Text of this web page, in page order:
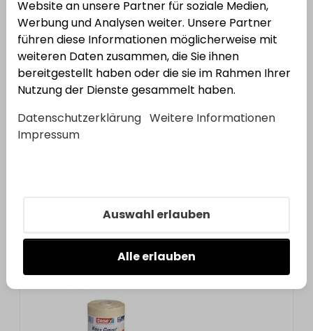
TesaAbdeckpapier/Folien
Bestell-Nr.:3720086 EAN: 4042448874740
TesaAbdeckpapier/Folien
EAN: 4042448874740
Website an unsere Partner für soziale Medien,
Werbung und Analysen weiter. Unsere Partner
führen diese Informationen möglicherweise mit
weiteren Daten zusammen, die Sie ihnen
bereitgestellt haben oder die sie im Rahmen Ihrer
Nutzung der Dienste gesammelt haben.
Datenschutzerklärung Weitere Informationen
Impressum
Auswahl erlauben
Alle erlauben